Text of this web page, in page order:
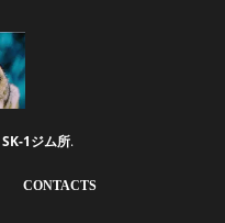
SK-1ジム所.
CONTACTS